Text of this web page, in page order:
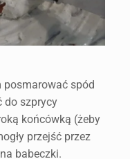
posmarować spód
do szprycy
końcówką (żeby
przejść przez
babeczki.